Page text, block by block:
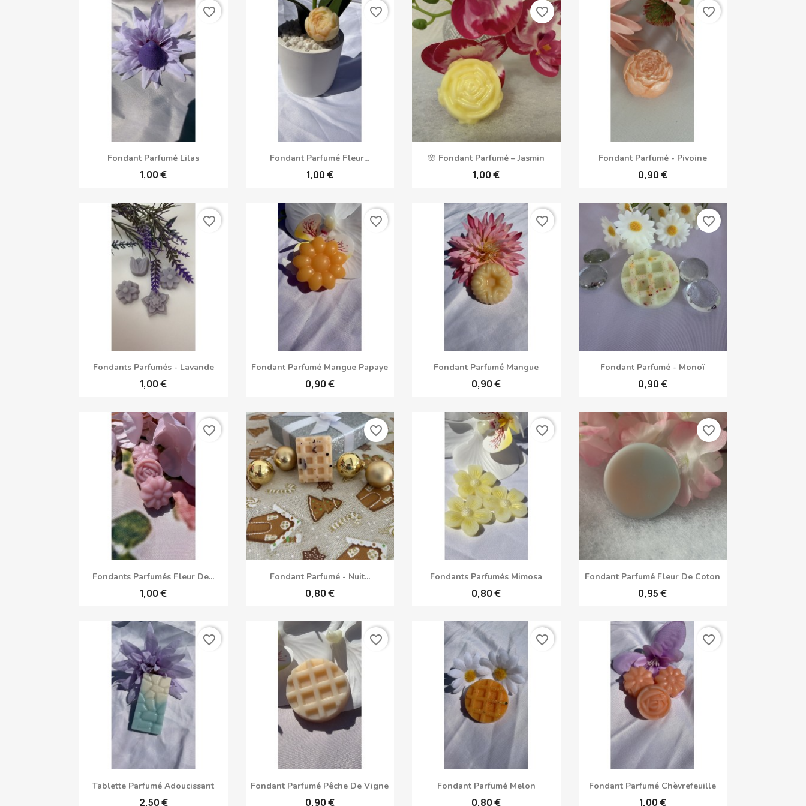
Aperçu rapide
Fondant Parfumé Lilas
1,00 €
favorite_border
Aperçu rapide
Fondant Parfumé Fleur...
1,00 €
favorite_border
Aperçu rapide
🌸 Fondant Parfumé – Jasmin
1,00 €
favorite_border
Aperçu rapide
Fondant Parfumé - Pivoine
0,90 €
favorite_border
Aperçu rapide
Fondants Parfumés - Lavande
1,00 €
favorite_border
Aperçu rapide
Fondant Parfumé Mangue Papaye
0,90 €
favorite_border
Aperçu rapide
Fondant Parfumé Mangue
0,90 €
favorite_border
Aperçu rapide
Fondant Parfumé - Monoï
0,90 €
favorite_border
Aperçu rapide
Fondants Parfumés Fleur De...
1,00 €
favorite_border
Aperçu rapide
Fondant Parfumé - Nuit...
0,80 €
favorite_border
Aperçu rapide
Fondants Parfumés Mimosa
0,80 €
favorite_border
Aperçu rapide
Fondant Parfumé Fleur De Coton
0,95 €
favorite_border
 Aperçu rapide
Tablette Parfumé Adoucissant
2,50 €
favorite_border
Aperçu rapide
Fondant Parfumé Pêche De Vigne
0,90 €
favorite_border
Aperçu rapide
Fondant Parfumé Melon
0,80 €
favorite_border
Aperçu rapide
Fondant Parfumé Chèvrefeuille
1,00 €
favorite_border